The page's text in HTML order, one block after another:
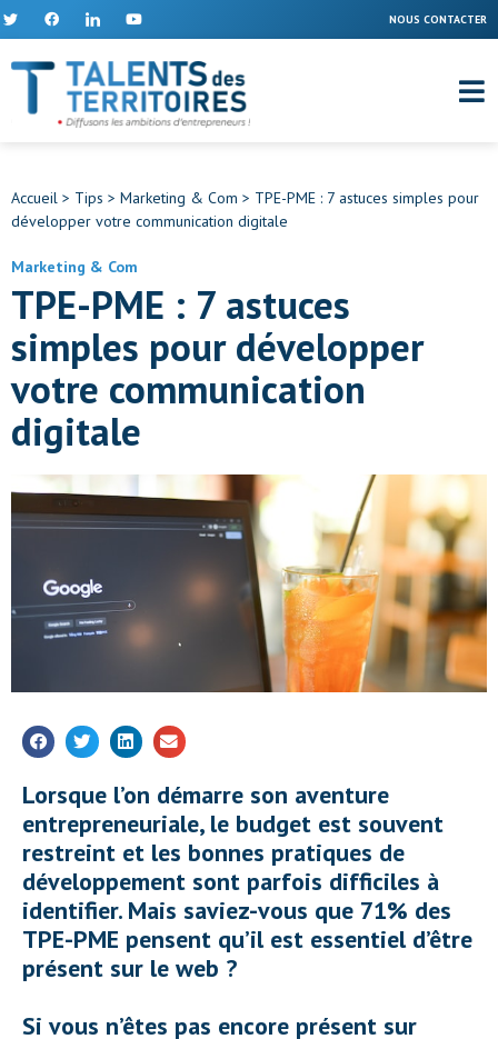
NOUS CONTACTER
Accueil > Tips > Marketing & Com > TPE-PME : 7 astuces simples pour
développer votre communication digitale
Marketing & Com
TPE-PME : 7 astuces
simples pour développer
votre communication
digitale
Lorsque l’on démarre son aventure
entrepreneuriale, le budget est souvent
restreint et les bonnes pratiques de
développement sont parfois difficiles à
identifier. Mais saviez-vous que 71% des
TPE-PME pensent qu’il est essentiel d’être
présent sur le web ?
Si vous n’êtes pas encore présent sur